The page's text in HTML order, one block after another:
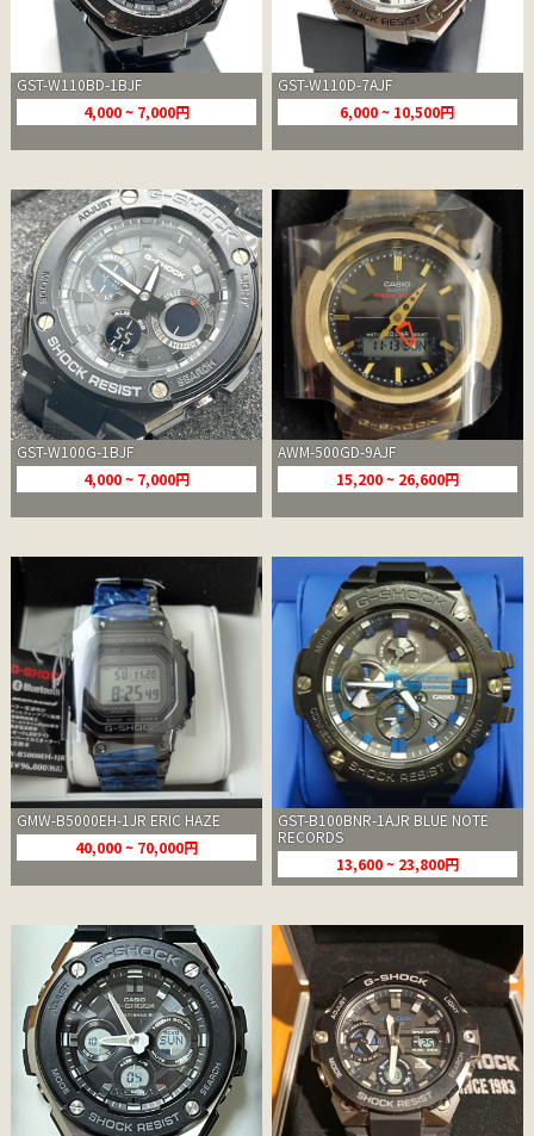
GST-W110BD-1BJF
4,000 ~ 7,000円
GST-W110D-7AJF
6,000 ~ 10,500円
GST-W100G-1BJF
4,000 ~ 7,000円
AWM-500GD-9AJF
15,200 ~ 26,600円
GMW-B5000EH-1JR ERIC HAZE
40,000 ~ 70,000円
GST-B100BNR-1AJR BLUE NOTE
RECORDS
13,600 ~ 23,800円